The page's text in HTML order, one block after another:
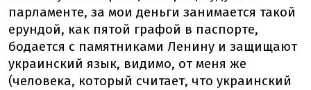
парламенте, за мои деньги занимается такой
ерундой, как пятой графой в паспорте,
бодается с памятниками Ленину и защищают
украинский язык, видимо, от меня же
(человека, который считает, что украинский